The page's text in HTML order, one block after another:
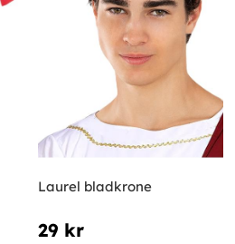
Laurel bladkrone
29 kr